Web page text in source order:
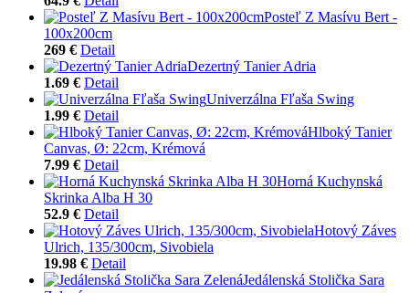
Posteľ Z Masívu Bert -
100x200cm
269 € Detail
Dezertný Tanier Adria
1.69 € Detail
Univerzálna Fľaša Swing
1.99 € Detail
Hlboký Tanier
Canvas, Ø: 22cm, Krémová
7.99 € Detail
Horná Kuchynská
Skrinka Alba H 30
52.9 € Detail
Hotový Záves
Ulrich, 135/300cm, Sivobiela
19.98 € Detail
Jedálenská Stolička Sara